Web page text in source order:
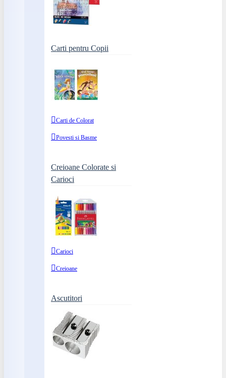
Carti pentru Copii
Carti de Colorat
Povesti si Basme
Creioane Colorate si
Carioci
Carioci
Creioane
Ascutitori